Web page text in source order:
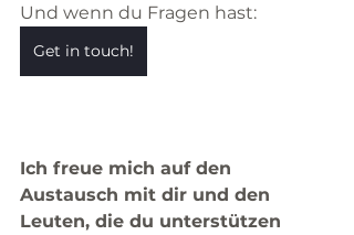
Und wenn du Fragen hast:
Get in touch!
Ich freue mich auf den
Austausch mit dir und den
Leuten, die du unterstützen